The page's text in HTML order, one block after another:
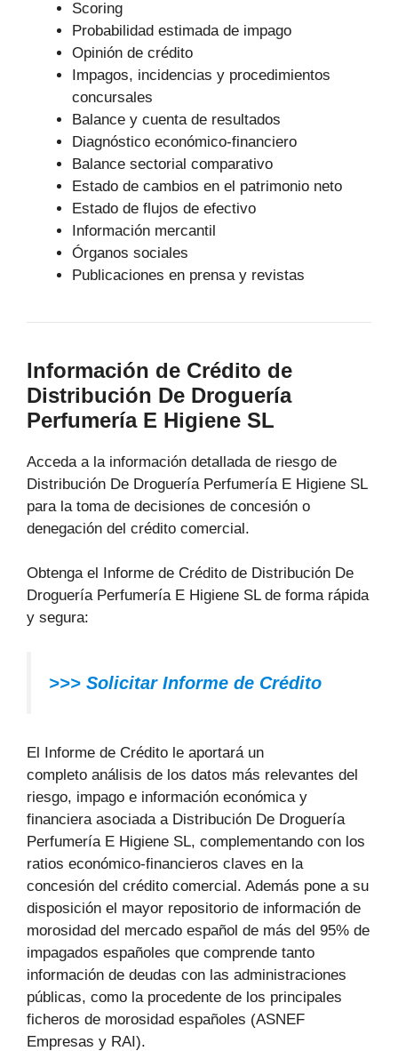
Scoring
Probabilidad estimada de impago
Opinión de crédito
Impagos, incidencias y procedimientos
concursales
Balance y cuenta de resultados
Diagnóstico económico-financiero
Balance sectorial comparativo
Estado de cambios en el patrimonio neto
Estado de flujos de efectivo
Información mercantil
Órganos sociales
Publicaciones en prensa y revistas
Información de Crédito de
Distribución De Droguería
Perfumería E Higiene SL
Acceda a la información detallada de riesgo de
Distribución De Droguería Perfumería E Higiene SL
para la toma de decisiones de concesión o
denegación del crédito comercial.
Obtenga el Informe de Crédito de Distribución De
Droguería Perfumería E Higiene SL de forma rápida
y segura:
>>> Solicitar Informe de Crédito
El Informe de Crédito le aportará un
completo análisis de los datos más relevantes del
riesgo, impago e información económica y
financiera asociada a Distribución De Droguería
Perfumería E Higiene SL, complementando con los
ratios económico-financieros claves en la
concesión del crédito comercial. Además pone a su
disposición el mayor repositorio de información de
morosidad del mercado español de más del 95% de
impagados españoles que comprende tanto
información de deudas con las administraciones
públicas, como la procedente de los principales
ficheros de morosidad españoles (ASNEF
Empresas y RAI).